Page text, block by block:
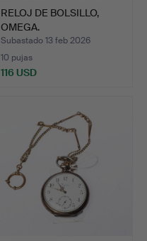
RELOJ DE BOLSILLO,
OMEGA.
Subastado 13 feb 2026
10 pujas
116 USD